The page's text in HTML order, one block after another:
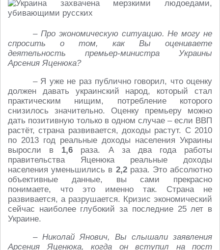
– Про экономическую ситуацию. Не могу не
спросить о том, как Вы оцениваете
деятельность премьер-министра Украины
Арсения Яценюка?
– Я уже не раз публично говорил, что оценку
должен давать украинский народ, который стал
практическим нищим, потребление которого
снизилось значительно. Оценку премьеру можно
дать позитивную только в одном случае – если ВВП
растёт, страна развивается, доходы растут. С 2010
по 2013 год реальные доходы населения Украины
выросли в 1,6 раза. А за два года работы
правительства Яценюка реальные доходы
населения уменьшились в 2,2раза. Это абсолютно
объективные данные, вы сами прекрасно
понимаете, что это именно так. Страна не
развивается, а разрушается. Кризис экономический
сейчас наиболее глубокий за последние 25 лет в
Украине.
– Николай Янович, Вы слышали заявления
Арсения Яценюка, когда он вступил на пост